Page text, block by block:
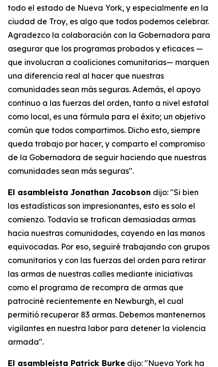
todo el estado de Nueva York, y especialmente en la
ciudad de Troy, es algo que todos podemos celebrar.
Agradezco la colaboración con la Gobernadora para
asegurar que los programas probados y eficaces —
que involucran a coaliciones comunitarias— marquen
una diferencia real al hacer que nuestras
comunidades sean más seguras. Además, el apoyo
continuo a las fuerzas del orden, tanto a nivel estatal
como local, es una fórmula para el éxito; un objetivo
común que todos compartimos. Dicho esto, siempre
queda trabajo por hacer, y comparto el compromiso
de la Gobernadora de seguir haciendo que nuestras
comunidades sean más seguras".
El asambleísta Jonathan Jacobson dijo: "Si bien
las estadísticas son impresionantes, esto es solo el
comienzo. Todavía se trafican demasiadas armas
hacia nuestras comunidades, cayendo en las manos
equivocadas. Por eso, seguiré trabajando con grupos
comunitarios y con las fuerzas del orden para retirar
las armas de nuestras calles mediante iniciativas
como el programa de recompra de armas que
patrociné recientemente en Newburgh, el cual
permitió recuperar 83 armas. Debemos mantenernos
vigilantes en nuestra labor para detener la violencia
armada".
El asambleísta Patrick Burke dijo: "Nueva York ha